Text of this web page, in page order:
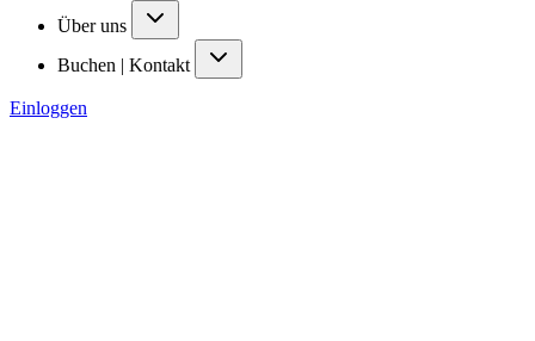
Über uns
Buchen | Kontakt
Einloggen